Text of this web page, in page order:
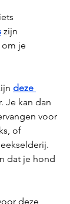
zijn
je
deze
Je kan dan
voor
of
dat je hond
deze